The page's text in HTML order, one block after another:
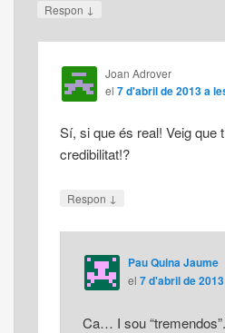
Respon ↓
Joan Adrover
el7 d'abril de 2013 a
Sí, si que és real! Veig que
credibilitat!?
Respon ↓
Pau Quina Jaume
el7 d'abril de
Ca… I sou